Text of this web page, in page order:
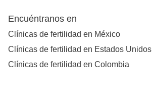
Encuéntranos en
Clínicas de fertilidad en México
Clínicas de fertilidad en Estados Unidos
Clínicas de fertilidad en Colombia